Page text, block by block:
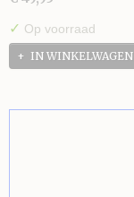
✓ Op voorraad
IN WINKELWAGEN